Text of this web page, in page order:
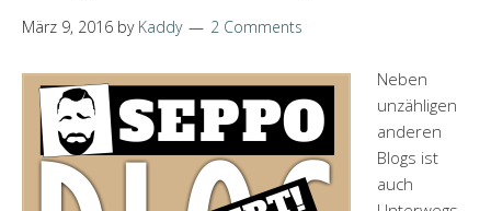
März 9, 2016 by Kaddy 2 Comments
Neben
unzähligen
anderen
Blogs ist
auch